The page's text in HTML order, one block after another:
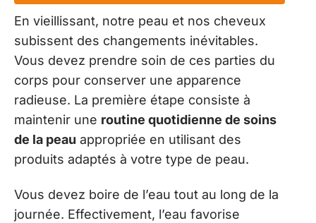
En vieillissant, notre peau et nos cheveux
subissent des changements inévitables.
Vous devez prendre soin de ces parties du
corps pour conserver une apparence
radieuse. La première étape consiste à
maintenir une routine quotidienne de soins
de la peau appropriée en utilisant des
produits adaptés à votre type de peau.
Vous devez boire de l’eau tout au long de la
journée. Effectivement, l’eau favorise